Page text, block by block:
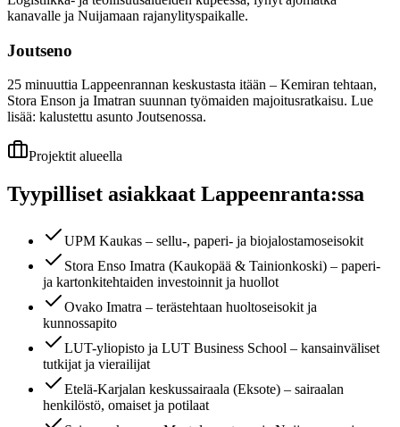
kanavalle ja Nuijamaan rajanylityspaikalle.
Joutseno
25 minuuttia Lappeenrannan keskustasta itään – Kemiran tehtaan,
Stora Enson ja Imatran suunnan työmaiden majoitusratkaisu. Lue
lisää: kalustettu asunto Joutsenossa.
Projektit alueella
Tyypilliset asiakkaat Lappeenranta:ssa
UPM Kaukas – sellu-, paperi- ja biojalostamoseisokit
Stora Enso Imatra (Kaukopää & Tainionkoski) – paperi-
ja kartonkitehtaiden investoinnit ja huollot
Ovako Imatra – terästehtaan huoltoseisokit ja
kunnossapito
LUT-yliopisto ja LUT Business School – kansainväliset
tutkijat ja vierailijat
Etelä-Karjalan keskussairaala (Eksote) – sairaalan
henkilöstö, omaiset ja potilaat